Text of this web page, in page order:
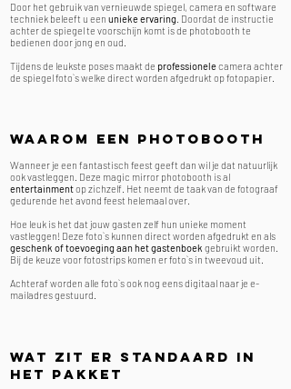
Door het gebruik van vernieuwde spiegel, camera en software
techniek beleeft u een unieke ervaring . Doordat de instructie
achter de spiegel te voorschijn komt is de photobooth te
bedienen door jong en oud.
Tijdens de leukste poses maakt de professionelecamera achter
de spiegel foto`s welke direct worden afgedrukt op fotopapier.
Waarom een photobooth
Wanneer je een fantastisch feest geeft dan wil je dat natuurlijk
ook vastleggen. Deze magic mirror photobooth is al
entertainmentop zichzelf. Het neemt de taak van de fotograaf
gedurende het avond feest helemaal over.
Hoe leuk is het dat jouw gasten zelf hun unieke moment
vastleggen! Deze foto`s kunnen direct worden afgedrukt en als
geschenk of toevoeging aan het gastenboek gebruikt worden.
Bij de keuze voor fotostrips komen er foto`s in tweevoud uit.
Achteraf worden alle foto`s ook nog eens digitaal naar je e-
mailadres gestuurd.
Wat zit er standaard in
het pakket